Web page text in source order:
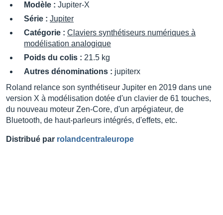
Modèle : Jupiter-X
Série : Jupiter
Catégorie : Claviers synthétiseurs numériques à
modélisation analogique
Poids du colis : 21.5 kg
Autres dénominations : jupiterx
Roland relance son synthétiseur Jupiter en 2019 dans une
version X à modélisation dotée d'un clavier de 61 touches,
du nouveau moteur Zen-Core, d'un arpégiateur, de
Bluetooth, de haut-parleurs intégrés, d'effets, etc.
Distribué par rolandcentraleurope